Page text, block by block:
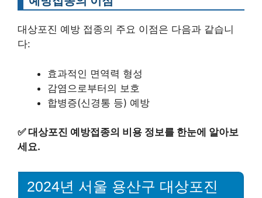
대상포진 예방 접종의 주요 이점은 다음과 같습니
다:
효과적인 면역력 형성
감염으로부터의 보호
합병증(신경통 등) 예방
✅대상포진 예방접종의 비용 정보를 한눈에 알아보
세요.
2024년 서울 용산구 대상포진